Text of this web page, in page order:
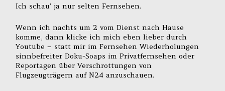
Ich schau’ ja nur selten Fernsehen.
Wenn ich nachts um 2 vom Dienst nach Hause
komme, dann klicke ich mich eben lieber durch
Youtube – statt mir im Fernsehen Wiederholungen
sinnbefreiter Doku-Soaps im Privatfernsehen oder
Reportagen über Verschrottungen von
Flugzeugträgern auf N24 anzuschauen.